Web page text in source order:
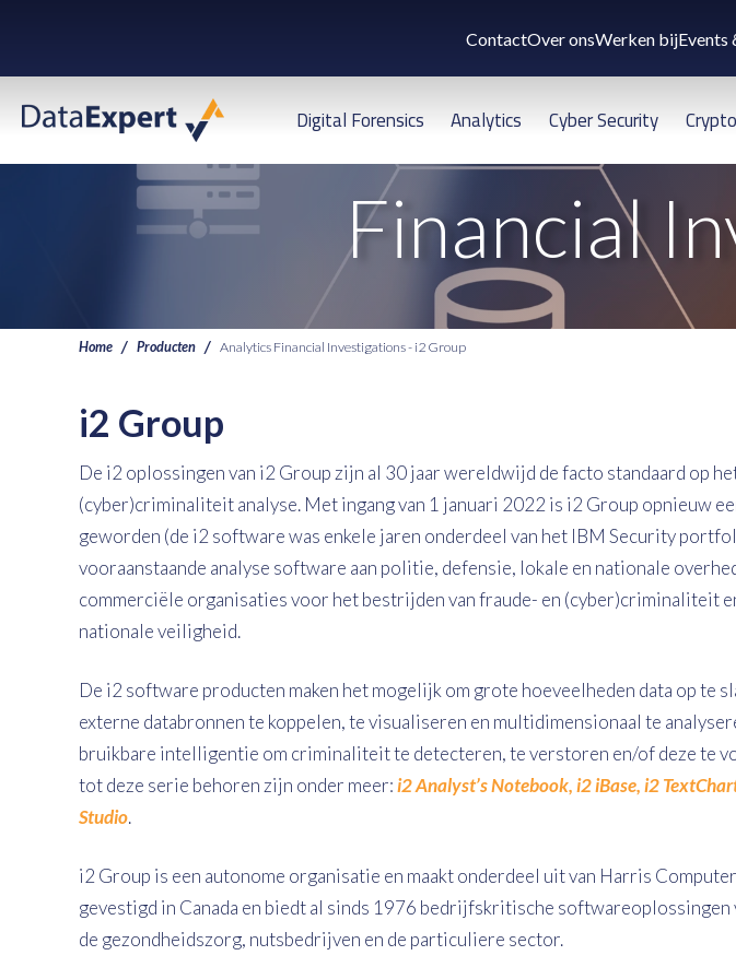
ContactOver onsWerken bijEvents
Digital Forensics Analytics Cyber Security
Financial
Home Producten Analytics Financial Investigations - i2 Group
i2 Group
De i2 oplossingen van i2 Group zijn al 30 jaar wereldwijd de facto standaard op
(cyber)criminaliteit analyse. Met ingang van 1 januari 2022 is i2 Group opnieuw
geworden (de i2 software was enkele jaren onderdeel van het IBM Security
vooraanstaande analyse software aan politie, defensie, lokale en nationale
commerciële organisaties voor het bestrijden van fraude- en (cyber)criminaliteit
nationale veiligheid.
De i2 software producten maken het mogelijk om grote hoeveelheden data op te
externe databronnen te koppelen, te visualiseren en multidimensionaal te
bruikbare intelligentie om criminaliteit te detecteren, te verstoren en/of deze te
tot deze serie behoren zijn onder meer:i2 Analyst’s Notebook,i2 iBase,i2
Studio.
i2 Group is een autonome organisatie en maakt onderdeel uit van Harris
gevestigd in Canada en biedt al sinds 1976 bedrijfskritische softwareoplossingen
de gezondheidszorg, nutsbedrijven en de particuliere sector.